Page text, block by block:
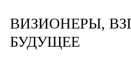
ВИЗИОНЕРЫ,
БУДУЩЕЕ